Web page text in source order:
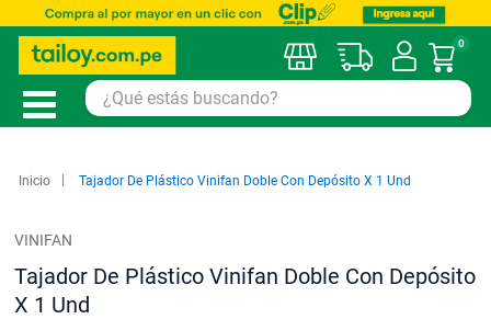
Mi
0
Inicio Tajador De Plástico Vinifan Doble Con Depósito X 1 Und
VINIFAN
Tajador De Plástico Vinifan Doble Con Depósito
X 1 Und